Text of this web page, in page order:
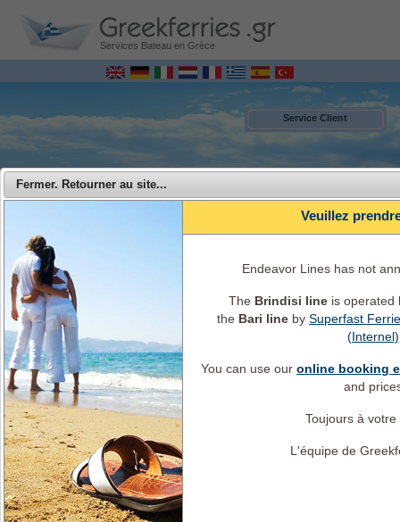
Services Bateau en Grèce
Service Client
MENU
Endeavor Ferries - Voyagez d'Italie en Grèce avec Endeavor Lines
Endeavor Ferries - Services
Fermer. Retourner au site...
Veuillez
Endeavor Lines has not
The Brindisi lineis operated
the Bari line bySuperfast
(Internel)
You can use ouronline booking
and
Toujours à votre
L'équipe de